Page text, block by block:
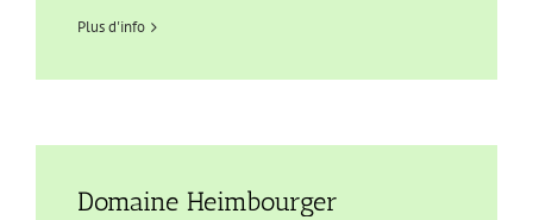
Plus d'info
Domaine Heimbourger